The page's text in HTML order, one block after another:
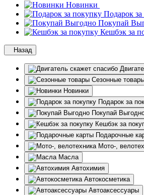
Новинки
Подарок
Покупай
Кешбэк за
Назад
Сезонные
Новинки
Подарок за
Покупай
Кешбэк за
Подарочные
Мото-,
Масла
Автохимия
Автокосметика
Автоаксессуары